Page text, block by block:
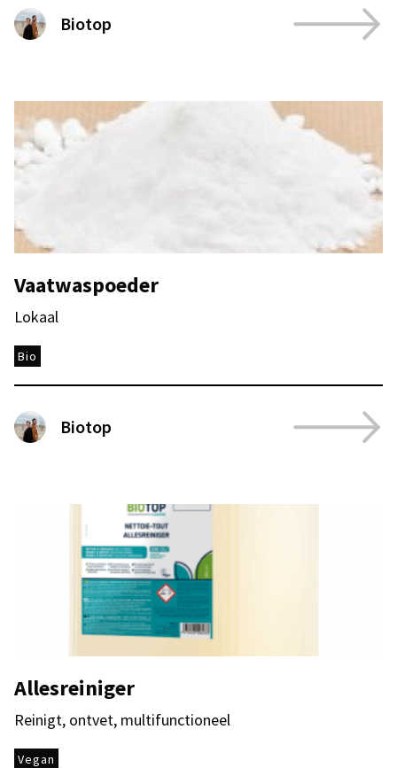
Biotop
Vaatwaspoeder
Lokaal
Bio
Biotop
Allesreiniger
Reinigt, ontvet, multifunctioneel
Vegan